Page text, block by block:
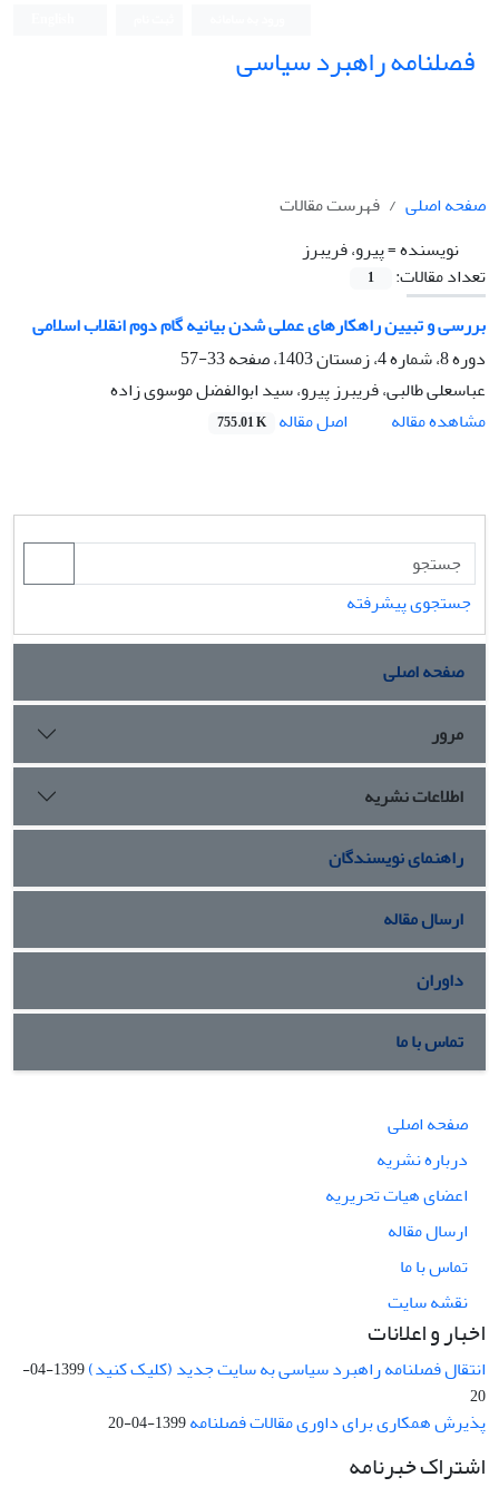
فصلنامه راهبرد سیاسی
صفحه اصلی
فهرست مقالات
نویسنده =پیرو، فریبرز
تعداد مقالات:
1
بررسی و تبیین راهکارهای عملی شدن بیانیه گام دوم انقلاب اسلامی
دوره 8، شماره 4، زمستان 1403، صفحه
33-57
عباسعلی طالبی، فریبرز پیرو، سید ابوالفضل موسوی زاده
مشاهده مقاله
اصل مقاله 755.01 K
جستجوی پیشرفته
صفحه اصلی
مرور
اطلاعات نشریه
راهنمای نویسندگان
ارسال مقاله
داوران
تماس با ما
صفحه اصلی
درباره نشریه
اعضای هیات تحریریه
ارسال مقاله
تماس با ما
نقشه سایت
اخبار و اعلانات
انتقال فصلنامه راهبرد سیاسی به سایت جدید (کلیک کنید)
1399-04-
20
پذیرش همکاری برای داوری مقالات فصلنامه1399-04-20
اشتراک خبرنامه